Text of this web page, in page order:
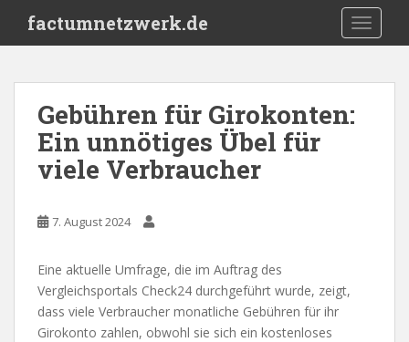
i
factumnetzwerk.de
Gebühren für Girokonten:
Ein unnötiges Übel für
viele Verbraucher
7. August 2024
Eine aktuelle Umfrage, die im Auftrag des
Vergleichsportals Check24 durchgeführt wurde, zeigt,
dass viele Verbraucher monatliche Gebühren für ihr
Girokonto zahlen, obwohl sie sich ein kostenloses